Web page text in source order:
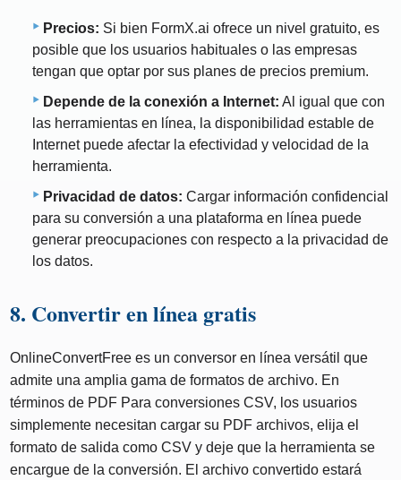
Precios: Si bien FormX.ai ofrece un nivel gratuito, es
posible que los usuarios habituales o las empresas
tengan que optar por sus planes de precios premium.
Depende de la conexión a Internet: Al igual que con
las herramientas en línea, la disponibilidad estable de
Internet puede afectar la efectividad y velocidad de la
herramienta.
Privacidad de datos: Cargar información confidencial
para su conversión a una plataforma en línea puede
generar preocupaciones con respecto a la privacidad de
los datos.
8. Convertir en línea gratis
OnlineConvertFree es un conversor en línea versátil que
admite una amplia gama de formatos de archivo. En
términos de PDF Para conversiones CSV, los usuarios
simplemente necesitan cargar su PDF archivos, elija el
formato de salida como CSV y deje que la herramienta se
encargue de la conversión. El archivo convertido estará